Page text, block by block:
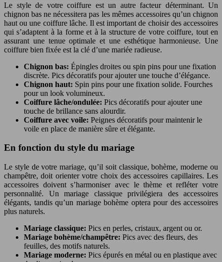
Le style de votre coiffure est un autre facteur déterminant. Un
chignon bas ne nécessitera pas les mêmes accessoires qu’un chignon
haut ou une coiffure lâche. Il est important de choisir des accessoires
qui s’adaptent à la forme et à la structure de votre coiffure, tout en
assurant une tenue optimale et une esthétique harmonieuse. Une
coiffure bien fixée est la clé d’une mariée radieuse.
Chignon bas: Épingles droites ou spin pins pour une fixation
discrète. Pics décoratifs pour ajouter une touche d’élégance.
Chignon haut: Spin pins pour une fixation solide. Fourches
pour un look volumineux.
Coiffure lâche/ondulée: Pics décoratifs pour ajouter une
touche de brillance sans alourdir.
Coiffure avec voile: Peignes décoratifs pour maintenir le
voile en place de manière sûre et élégante.
En fonction du style du mariage
Le style de votre mariage, qu’il soit classique, bohème, moderne ou
champêtre, doit orienter votre choix des accessoires capillaires. Les
accessoires doivent s’harmoniser avec le thème et refléter votre
personnalité. Un mariage classique privilégiera des accessoires
élégants, tandis qu’un mariage bohème optera pour des accessoires
plus naturels.
Mariage classique: Pics en perles, cristaux, argent ou or.
Mariage bohème/champêtre: Pics avec des fleurs, des
feuilles, des motifs naturels.
Mariage moderne: Pics épurés en métal ou en plastique avec